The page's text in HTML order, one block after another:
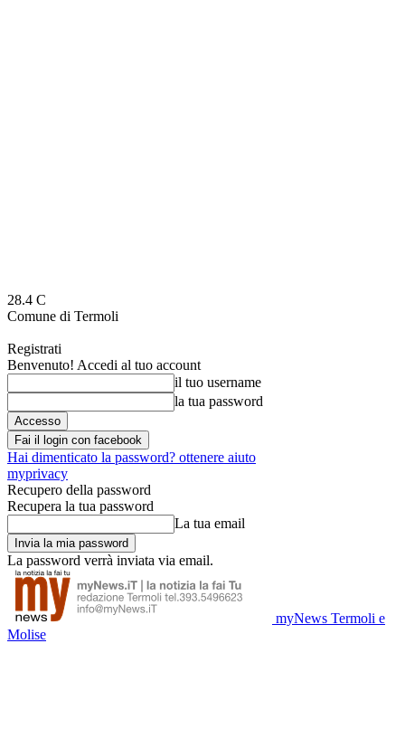
28.4 C
Comune di Termoli
Registrati
Benvenuto! Accedi al tuo account
il tuo username
la tua password
Fai il login con facebook
Hai dimenticato la password? ottenere aiuto
myprivacy
Recupero della password
Recupera la tua password
La tua email
La password verrà inviata via email.
myNews Termoli e
Molise